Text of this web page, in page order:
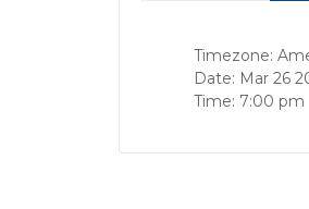
Timezone:
Date: Mar 26
Time: 7:00 pm